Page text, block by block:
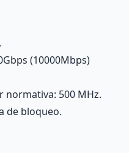
(10000Mbps)
normativa: 500 MHz.
de bloqueo.